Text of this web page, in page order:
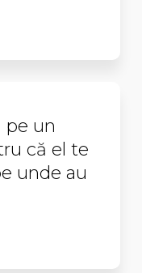
pe un
că el te
unde au